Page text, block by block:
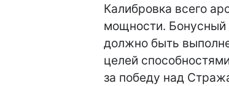
Калибровка всего
мощности. Бонусный
должно быть
целей
за победу над